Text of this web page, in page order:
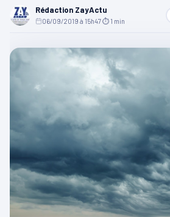
Rédaction ZayActu
06/09/2019 à 15h47⏱ 1 min